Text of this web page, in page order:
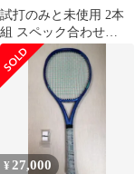
試打のみと未使用 2本
組 スペック合わせ
YONEX EZONE 100 G3
¥27,000